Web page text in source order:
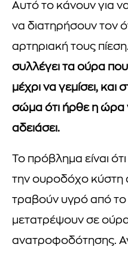
Αυτό το κάνουν για
να διατηρήσουν τον
αρτηριακή τους πίεση.
συλλέγει τα ούρα
μέχρι να γεμίσει, και
σώμα ότι ήρθε η ώρα
αδειάσει.
Το πρόβλημα είναι
την ουροδόχο κύστη
τραβούν υγρό από το
μετατρέψουν σε
ανατροφοδότησης.